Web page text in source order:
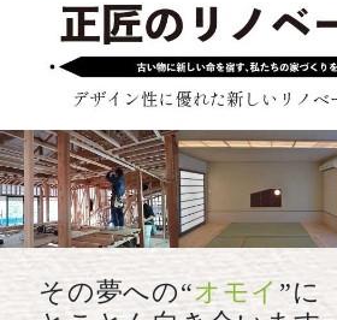
その夢への“オモイ ”に